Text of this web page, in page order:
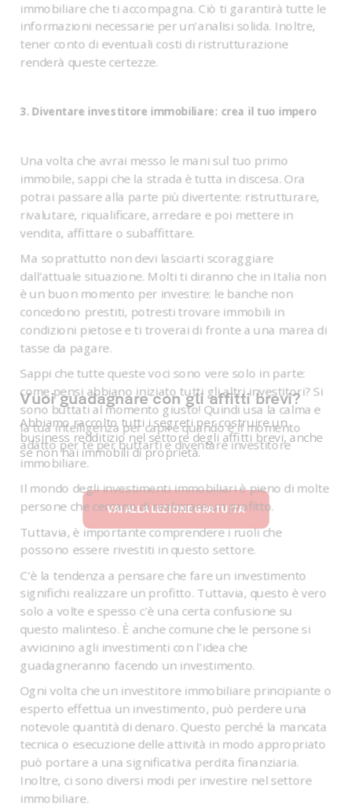
immobiliare che ti accompagna. Ciò ti garantirà tutte le
informazioni necessarie per un'analisi solida. Inoltre,
tener conto di eventuali costi di ristrutturazione
renderà queste certezze.
3. Diventare investitore immobiliare: crea il tuo impero
Una volta che avrai messo le mani sul tuo primo
immobile, sappi che la strada è tutta in discesa. Ora
potrai passare alla parte più divertente: ristrutturare,
rivalutare, riqualificare, arredare e poi mettere in
vendita, affittare o subaffittare.
Ma soprattutto non devi lasciarti scoraggiare
dall’attuale situazione. Molti ti diranno che in Italia non
è un buon momento per investire: le banche non
concedono prestiti, potresti trovare immobili in
condizioni pietose e ti troverai di fronte a una marea di
tasse da pagare.
Sappi che tutte queste voci sono vere solo in parte:
come pensi abbiano iniziato tutti gli altri investitori? Si
sono buttati al momento giusto! Quindi usa la calma e
la tua intelligenza per capire quando è il momento
adatto per te per buttarti e diventare investitore
immobiliare.
Il mondo degli investimenti immobiliari è pieno di molte
persone che cercano di realizzare un profitto.
Tuttavia, è importante comprendere i ruoli che
possono essere rivestiti in questo settore.
C'è la tendenza a pensare che fare un investimento
significhi realizzare un profitto. Tuttavia, questo è vero
solo a volte e spesso c'è una certa confusione su
questo malinteso. È anche comune che le persone si
avvicinino agli investimenti con l'idea che
guadagneranno facendo un investimento.
Ogni volta che un investitore immobiliare principiante o
esperto effettua un investimento, può perdere una
notevole quantità di denaro. Questo perché la mancata
tecnica o esecuzione delle attività in modo appropriato
può portare a una significativa perdita finanziaria.
Inoltre, ci sono diversi modi per investire nel settore
immobiliare.
Vuoi guadagnare con gli affitti brevi?
Abbiamo raccolto tutti i segreti per costruire un
business redditizio nel settore degli affitti brevi, anche
se non hai immobili di proprietà.
VAI ALLA LEZIONE GRATUITA